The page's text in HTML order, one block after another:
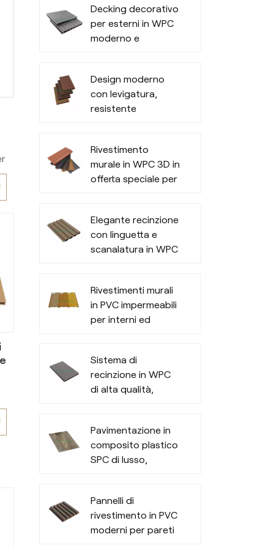
Decking decorativo
per esterni in WPC
moderno e
Design moderno
con levigatura,
resistente
plastica
Rivestimento
murale in WPC 3D in
offerta speciale per
Elegante recinzione
con linguetta e
scanalatura in WPC
Rivestimenti murali
in PVC impermeabili
per interni ed
Sistema di
recinzione in WPC
di alta qualità,
all'aperto
Pavimentazione in
composito plastico
SPC di lusso,
Pannelli di
rivestimento in PVC
moderni per pareti